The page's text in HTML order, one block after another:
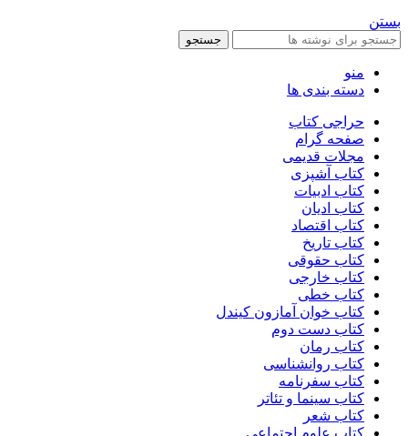
بستن
جستجو
منو
دسته بندی ها
حراجی کتاب
صفحه گرام
مجلات قدیمی
کتاب آشپزی
کتاب ادبیات
کتاب ادیان
کتاب اقتصاد
کتاب تاریخ
کتاب حقوقی
کتاب خارجی
کتاب خطی
کتاب خوان آمازون کیندل
کتاب دست دوم
کتاب رمان
کتاب روانشناسی
کتاب سفرنامه
کتاب سینما و تئاتر
کتاب شعر
کتاب علوم اجتماعی